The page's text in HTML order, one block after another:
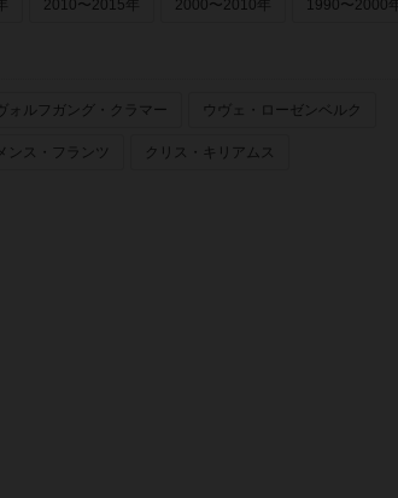
2010〜2015年 2000〜2010年 1990〜2000年
ヴォルフガング・クラマー ウヴェ・ローゼンベルク
ンス・フランツ クリス・キリアムス